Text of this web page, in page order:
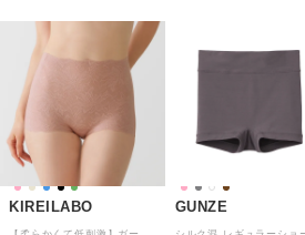
KIREILABO GUNZE